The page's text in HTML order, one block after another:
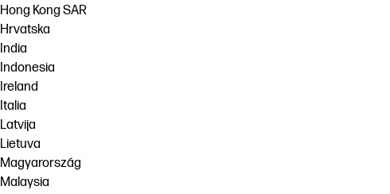
Hong Kong SAR
Hrvatska
India
Indonesia
Ireland
Italia
Latvija
Lietuva
Magyarország
Malaysia